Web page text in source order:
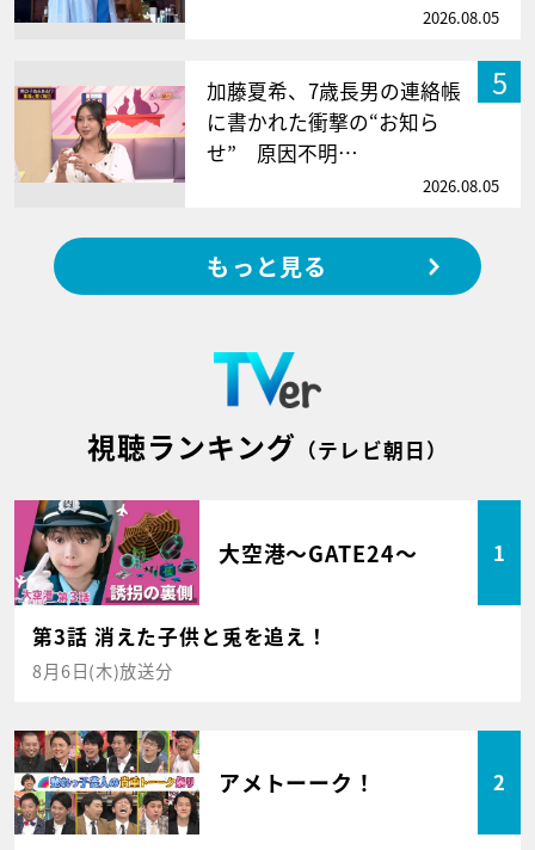
2026.08.05
5
加藤夏希、7歳長男の連絡帳
に書かれた衝撃の“お知ら
せ” 原因不明…
2026.08.05
もっと見る
視聴ランキング （テレビ朝日）
大空港～GATE24～ 1
第3話 消えた子供と兎を追え！
8月6日(木)放送分
アメトーーク！ 2